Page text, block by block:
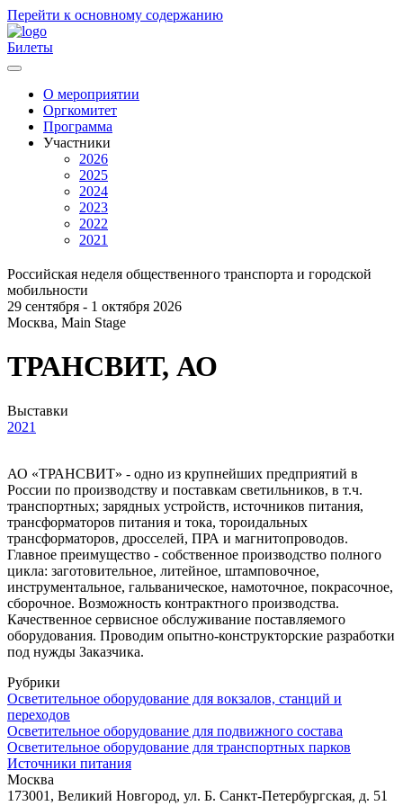
Перейти к основному содержанию
Билеты
Главное
меню
О мероприятии
Оргкомитет
Программа
Участники
2026
2025
2024
2023
2022
2021
Российская неделя общественного транспорта и городской
мобильности
29 сентября - 1 октября 2026
Москва, Main Stage
ТРАНСВИТ, АО
Выставки
2021
АО «ТРАНСВИТ» - одно из крупнейших предприятий в
России по производству и поставкам светильников, в т.ч.
транспортных; зарядных устройств, источников питания,
трансформаторов питания и тока, тороидальных
трансформаторов, дросселей, ПРА и магнитопроводов.
Главное преимущество - собственное производство полного
цикла: заготовительное, литейное, штамповочное,
инструментальное, гальваническое, намоточное, покрасочное,
сборочное. Возможность контрактного производства.
Качественное сервисное обслуживание поставляемого
оборудования. Проводим опытно-конструкторские разработки
под нужды Заказчика.
Рубрики
Осветительное оборудование для вокзалов, станций и
переходов
Осветительное оборудование для подвижного состава
Осветительное оборудование для транспортных парков
Источники питания
Москва
173001, Великий Новгород, ул. Б. Санкт-Петербургская, д. 51